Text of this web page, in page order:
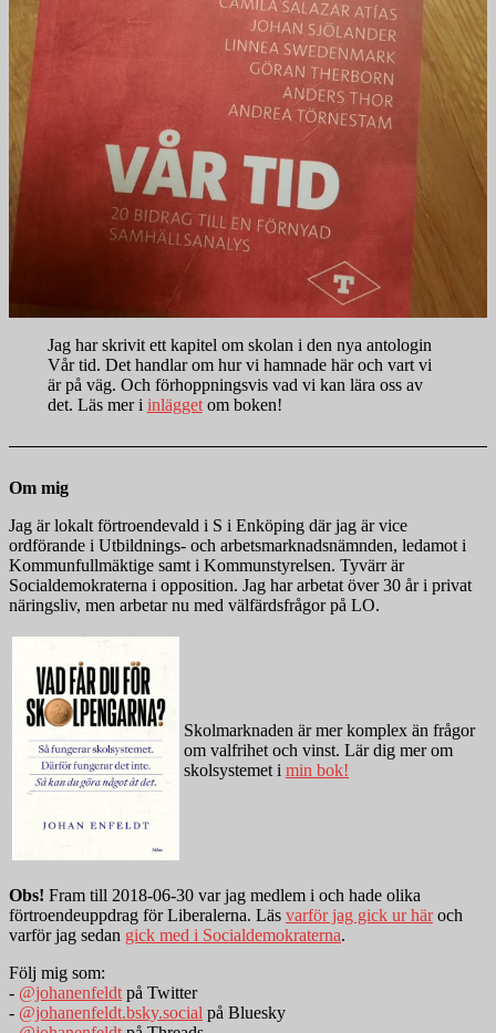
Jag har skrivit ett kapitel om skolan i den nya antologin
Vår tid. Det handlar om hur vi hamnade här och vart vi
är på väg. Och förhoppningsvis vad vi kan lära oss av
det. Läs mer i inläggetom boken!
Om mig
Jag är lokalt förtroendevald i S i Enköping där jag är vice
ordförande i Utbildnings- och arbetsmarknadsnämnden, ledamot i
Kommunfullmäktige samt i Kommunstyrelsen. Tyvärr är
Socialdemokraterna i opposition. Jag har arbetat över 30 år i privat
näringsliv, men arbetar nu med välfärdsfrågor på LO.
Skolmarknaden är mer komplex än frågor
om valfrihet och vinst. Lär dig mer om
skolsystemet i min bok!
Obs! Fram till 2018-06-30 var jag medlem i och hade olika
förtroendeuppdrag för Liberalerna. Läs varför jag gick ur häroch
varför jag sedan gick med i Socialdemokraterna.
Följ mig som:
- @johanenfeldt på Twitter
- @johanenfeldt.bsky.social på Bluesky